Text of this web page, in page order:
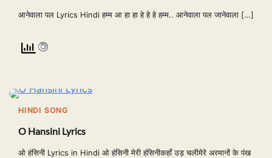
आनेवाला पल Lyrics Hindi हम्म आ हा हा हे हे हे हम्म.. आनेवाला पल जानेवाला […]
HINDI SONG
O Hansini Lyrics
ओ हंसिनी Lyrics in Hindi ओ हंसिनी मेरी हंसिनीकहाँ उड़ चलीमेरे अरमानों के पंख